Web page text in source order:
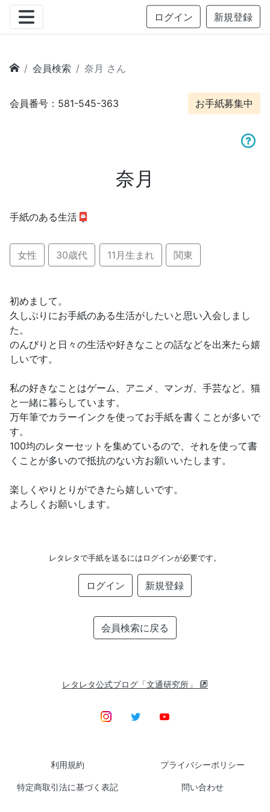
ログイン 新規登録
会員検索 奈月 さん
会員番号：581-545-363 お手紙募集中
奈月
手紙のある生活📮
女性 30歳代 11月生まれ 関東
初めまして。
久しぶりにお手紙のある生活がしたいと思い入会しまし
た。
のんびりと日々の生活や好きなことの話などを出来たら嬉
しいです。
私の好きなことはゲーム、アニメ、マンガ、手芸など。猫
と一緒に暮らしています。
万年筆でカラーインクを使ってお手紙を書くことが多いで
す。
100均のレターセットを集めているので、それを使って書
くことが多いので抵抗のない方お願いいたします。
楽しくやりとりができたら嬉しいです。
よろしくお願いします。
レタレタで手紙を送るにはログインが必要です。
ログイン 新規登録
会員検索に戻る
レタレタ公式ブログ「文通研究所」
利用規約 プライバシーポリシー
特定商取引法に基づく表記 問い合わせ